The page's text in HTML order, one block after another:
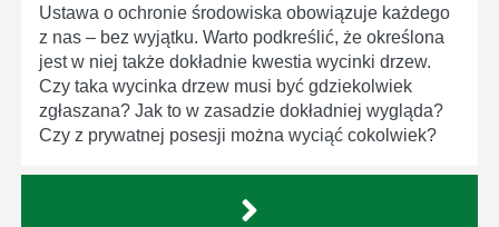
Ustawa o ochronie środowiska obowiązuje każdego
z nas – bez wyjątku. Warto podkreślić, że określona
jest w niej także dokładnie kwestia wycinki drzew.
Czy taka wycinka drzew musi być gdziekolwiek
zgłaszana? Jak to w zasadzie dokładniej wygląda?
Czy z prywatnej posesji można wyciąć cokolwiek?